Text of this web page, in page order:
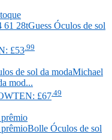
Guess Óculos de sol
£53 .99
Michael
mod...
£67 .49
Bolle Óculos de sol